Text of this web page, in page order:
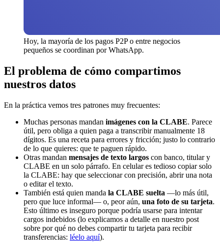
Hoy, la mayoría de los pagos P2P o entre negocios
pequeños se coordinan por WhatsApp.
El problema de cómo compartimos
nuestros datos
En la práctica vemos tres patrones muy frecuentes:
Muchas personas mandan imágenes con la CLABE. Parece
útil, pero obliga a quien paga a transcribir manualmente 18
dígitos. Es una receta para errores y fricción; justo lo contrario
de lo que quieres: que te paguen rápido.
Otras mandan mensajes de texto largos con banco, titular y
CLABE en un solo párrafo. En celular es tedioso copiar solo
la CLABE: hay que seleccionar con precisión, abrir una nota
o editar el texto.
También está quien manda la CLABE suelta —lo más útil,
pero que luce informal— o, peor aún, una foto de su tarjeta.
Esto último es inseguro porque podría usarse para intentar
cargos indebidos (lo explicamos a detalle en nuestro post
sobre por qué no debes compartir tu tarjeta para recibir
transferencias: léelo aquí).